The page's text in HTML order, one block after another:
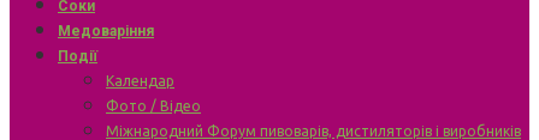
Соки
Медоваріння
Події
Календар
Фото / Відео
Міжнародний Форум пивоварів, дистиляторів і виробників